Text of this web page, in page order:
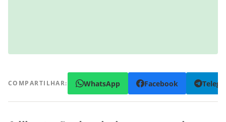
COMPARTILHAR: WhatsApp Facebook